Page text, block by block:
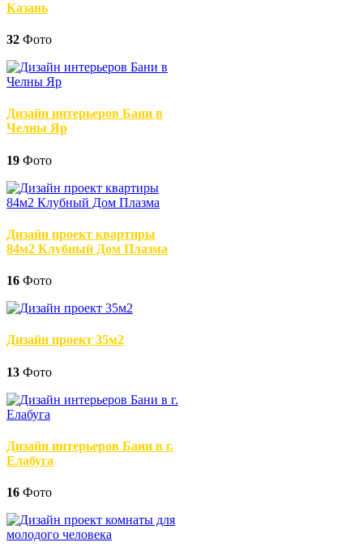
Казань
32 Фото
Дизайн интерьеров Бани в
Челны Яр
19 Фото
Дизайн проект квартиры
84м2 Клубный Дом Плазма
16 Фото
Дизайн проект 35м2
13 Фото
Дизайн интерьеров Бани в г.
Елабуга
16 Фото